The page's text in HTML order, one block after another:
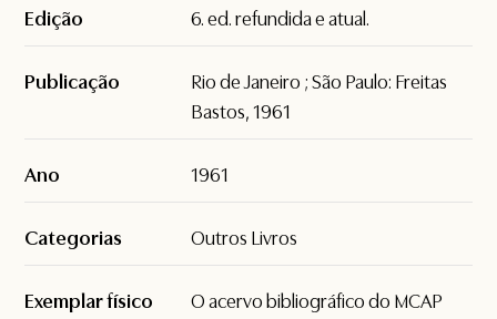
Edição 6. ed. refundida e atual.
Publicação
Rio de Janeiro ; São Paulo: Freitas
Bastos, 1961
Ano 1961
Categorias Outros Livros
Exemplar físico
O acervo bibliográfico do MCAP